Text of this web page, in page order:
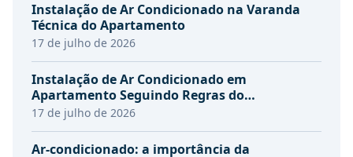
Instalação de Ar Condicionado na Varanda
Técnica do Apartamento
17 de julho de 2026
Instalação de Ar Condicionado em
Apartamento Seguindo Regras do
Condomínio
17 de julho de 2026
Ar-condicionado: a importância da